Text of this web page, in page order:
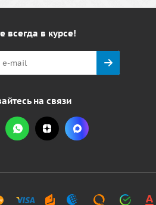
всегда в курсе!
на связи